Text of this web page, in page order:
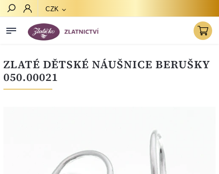
CZK
ZLATÉ DĚTSKÉ NÁUŠNICE BERUŠKY
050.00021